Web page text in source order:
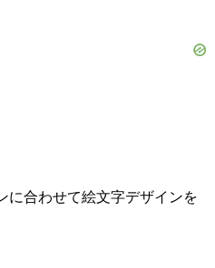
に合わせて絵文字デザインを